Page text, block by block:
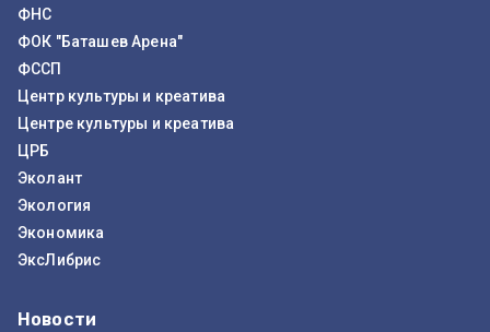
ФНС
ФОК "Баташев Арена"
ФССП
Центр культуры и креатива
Центре культуры и креатива
ЦРБ
Эколант
Экология
Экономика
ЭксЛибрис
Новости